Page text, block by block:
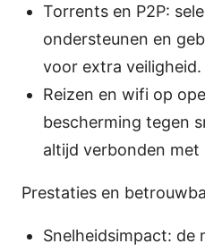
Torrents en P2P:
ondersteunen en
voor extra veiligheid.
Reizen en wifi op
bescherming tegen
altijd verbonden met
Prestaties en
Snelheidsimpact: de